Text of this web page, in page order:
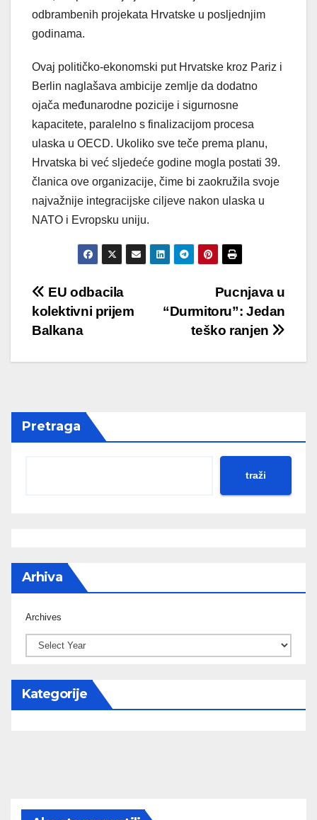
odbrambenih projekata Hrvatske u posljednjim
godinama.
Ovaj političko-ekonomski put Hrvatske kroz Pariz i
Berlin naglašava ambicije zemlje da dodatno
ojača međunarodne pozicije i sigurnosne
kapacitete, paralelno s finalizacijom procesa
ulaska u OECD. Ukoliko sve teče prema planu,
Hrvatska bi već sljedeće godine mogla postati 39.
članica ove organizacije, čime bi zaokružila svoje
najvažnije integracijske ciljeve nakon ulaska u
NATO i Evropsku uniju.
Post
navigation
Pucnjava u
“Durmitoru”: Jedan
teško ranjen
EU odbacila
kolektivni prijem
Balkana
Pretraga
traži
Arhiva
Archives
Kategorije